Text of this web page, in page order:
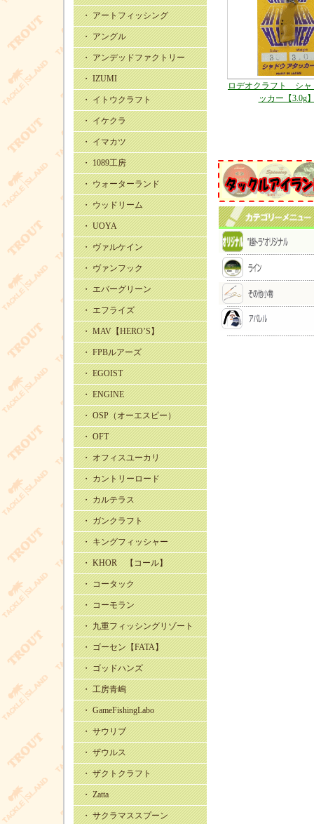
・ アートフィッシング
・ アングル
・ アンデッドファクトリー
・ IZUMI
・ イトウクラフト
・ イケクラ
・ イマカツ
・ 1089工房
・ ウォーターランド
・ ウッドリーム
・ UOYA
・ ヴァルケイン
・ ヴァンフック
・ エバーグリーン
・ エフライズ
・ MAV【HERO’S】
・ FPBルアーズ
・ EGOIST
・ ENGINE
・ OSP（オーエスピー）
・ OFT
・ オフィスユーカリ
・ カントリーロード
・ カルテラス
・ ガンクラフト
・ キングフィッシャー
・ KHOR 【コール】
・ コータック
・ コーモラン
・ 九重フィッシングリゾート
・ ゴーセン【FATA】
・ ゴッドハンズ
・ 工房青嶋
・ GameFishingLabo
・ サウリブ
・ ザウルス
・ ザクトクラフト
・ Zatta
・ サクラマススプーン
ロデオクラフト シャ
ッカー【3.0g